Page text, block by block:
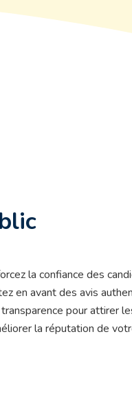
la confiance des
en avant des avis
pour attirer
la réputation de